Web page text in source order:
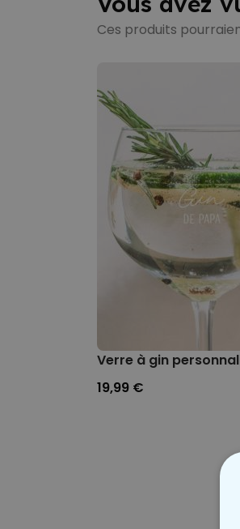
Ces produits
Verre à gin
19,99 €